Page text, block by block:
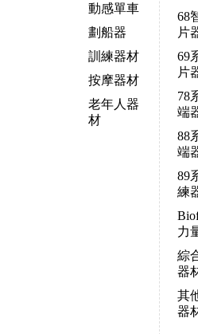
動感單車
劃船器
訓練器材
按摩器材
老年人器
材
68
片
69
片
78
端
88
端
89
練
力
綜
器
其
器